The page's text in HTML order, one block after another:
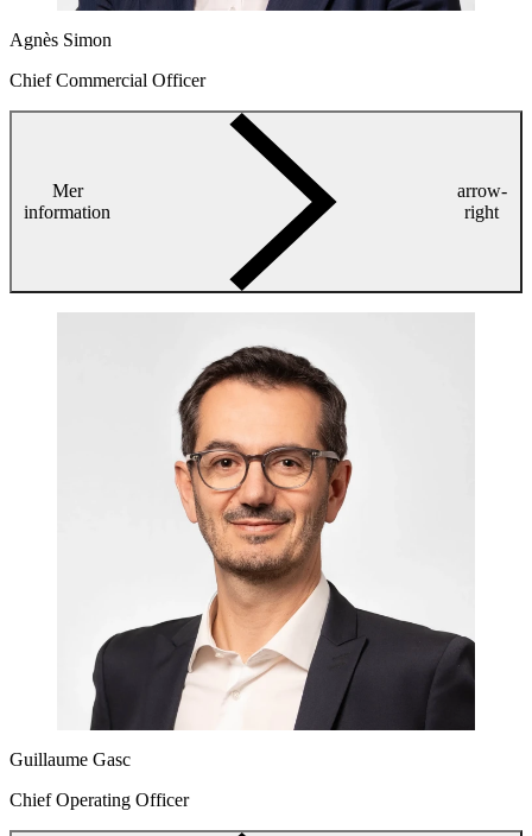
Agnès Simon
Chief Commercial Officer
Mer
information
arrow-
right
Guillaume Gasc
Chief Operating Officer